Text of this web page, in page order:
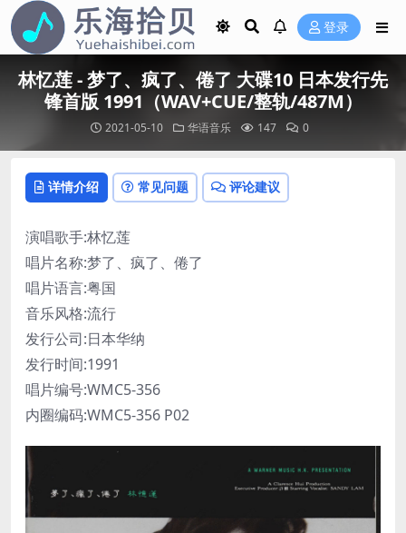
登录
林忆莲 - 梦了、疯了、倦了 大碟10 日本发行先
锋首版 1991（WAV+CUE/整轨/487M）
2021-05-10 华语音乐 147 0
详情介绍 常见问题 评论建议
演唱歌手:林忆莲
唱片名称:梦了、疯了、倦了
唱片语言:粤国
音乐风格:流行
发行公司:日本华纳
发行时间:1991
唱片编号:WMC5-356
内圈编码:WMC5-356 P02